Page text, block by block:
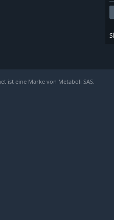
ist eine Marke von Metaboli SAS.